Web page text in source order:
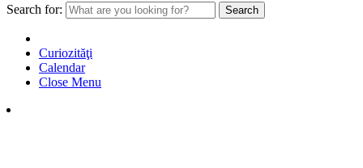
Search for:
Curiozităţi
Calendar
Close Menu